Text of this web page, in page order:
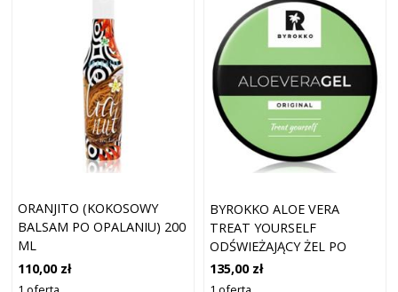
ORANJITO (KOKOSOWY
BALSAM PO OPALANIU) 200
ML
110,00 zł
BYROKKO ALOE VERA
TREAT YOURSELF
ODŚWIEŻAJĄCY ŻEL PO
OPALANIU 215 ML
135,00 zł